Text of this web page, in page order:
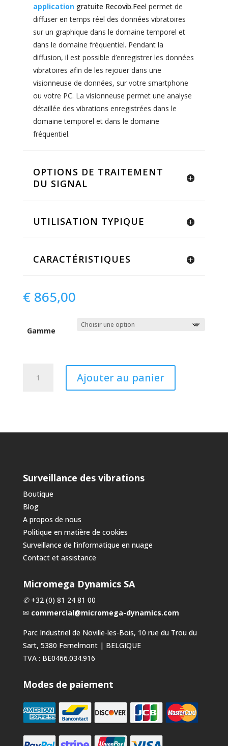
application gratuite Recovib.Feel permet de
diffuser en temps réel des données vibratoires
sur un graphique dans le domaine temporel et
dans le domaine fréquentiel. Pendant la
diffusion, il est possible d’enregistrer les données
vibratoires afin de les rejouer dans une
visionneuse de données, sur votre smartphone
ou votre PC. La visionneuse permet une analyse
détaillée des vibrations enregistrées dans le
domaine temporel et dans le domaine
fréquentiel.
OPTIONS DE TRAITEMENT
DU SIGNAL
UTILISATION TYPIQUE
CARACTÉRISTIQUES
€865,00
Gamme
Accéléromètre
Ajouter au panier
Surveillance des vibrations
Boutique
Blog
A propos de nous
Politique en matière de cookies
Surveillance de l’informatique en nuage
Contact et assistance
Micromega Dynamics SA
✆ +32 (0) 81 24 81 00
✉ commercial@micromega-dynamics.com
Parc Industriel de Noville-les-Bois, 10 rue du Trou du
Sart, 5380 Fernelmont | BELGIQUE
TVA : BE0466.034.916
Modes de paiement